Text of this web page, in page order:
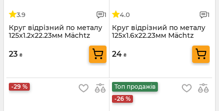
3.9 1
Круг відрізний по металу
125x1.2x22.23мм Mächtz
23 ₴
4.0 1
Круг відрізний по металу
125x1.6x22.23мм Mächtz
24 ₴
-29 %
Топ продажів
-26 %